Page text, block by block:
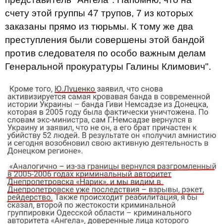
счету этой группы 47 трупов, 7 из которых
заказаны прямо из тюрьмы. К тому же два
преступления были совершены этой бандой
против следователя по особо важным делам
Генеральной прокуратуры Галины Климович".